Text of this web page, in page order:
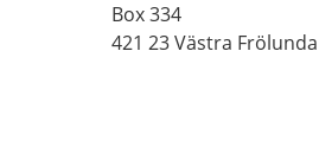
Box 334
421 23 Västra Frölunda